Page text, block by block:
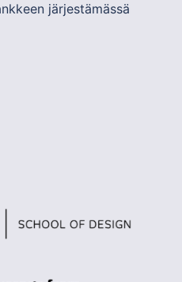
järjestämässä